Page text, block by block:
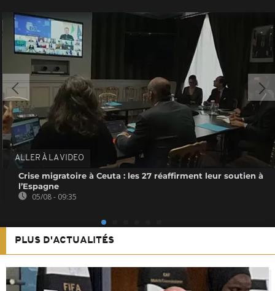
ALLER À LA VIDEO
Crise migratoire à Ceuta : les 27 réaffirment leur soutien à
l’Espagne
05/08 - 09:35
PLUS D'ACTUALITÉS